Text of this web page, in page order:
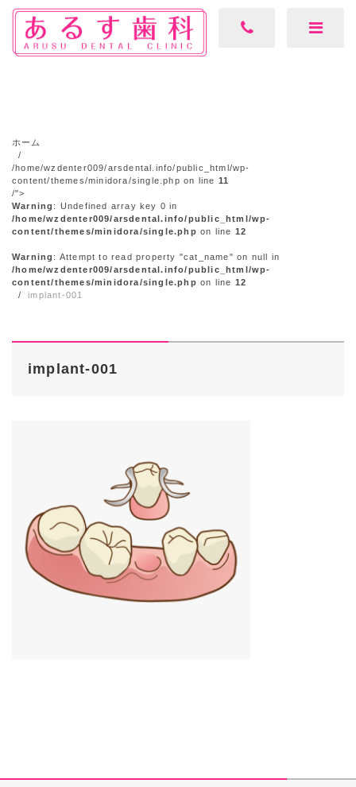
ホーム
/home/wzdenter009/arsdental.info/public_html/wp-
content/themes/minidora/single.php on line 11
/">
Warning : Undefined array key 0 in
/home/wzdenter009/arsdental.info/public_html/wp-
content/themes/minidora/single.php on line 12
Warning : Attempt to read property "cat_name" on null in
/home/wzdenter009/arsdental.info/public_html/wp-
content/themes/minidora/single.php on line 12
implant-001
implant-001